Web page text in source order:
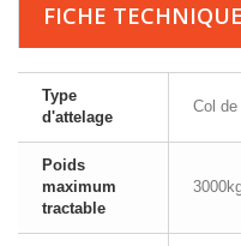
FICHE TECHNIQUE
Type
d'attelage
Col
Poids
maximum
tractable